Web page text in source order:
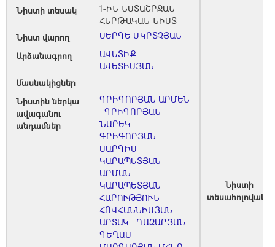
Նիստի տեսակ
1-ԻՆ ՆՍՏԱՇՐՋԱՆ
ՀԵՐԹԱԿԱՆ ՆԻՍՏ
Նիստ վարող
ՍԵՐԳԵ ՄԿՐՏՉՅԱՆ
Արձանագրող
ԱՎԵՏԻՔ
ԱՎԵՏԻՍՅԱՆ
Մասնակիցներ
Նիստին ներկա
ավագանու
անդամներ
ԳՐԻԳՈՐՅԱՆ ԱՐՄԵՆ
ԳՐԻԳՈՐՅԱՆ
ՆԱՐԵԿ
ԳՐԻԳՈՐՅԱՆ
ՍԱՐԳԻՍ
ԿԱՐԱՊԵՏՅԱՆ
ԱՐՄԱՆ
ԿԱՐԱՊԵՏՅԱՆ
ՀԱՐՈՒԹՅՈՒՆ
ՀՈՎՀԱՆՆԻՍՅԱՆ
ԱՐՏԱԿ
ՂԱԶԱՐՅԱՆ
ԳԵՂԱՄ
Նիստի
տեսահոլովակը